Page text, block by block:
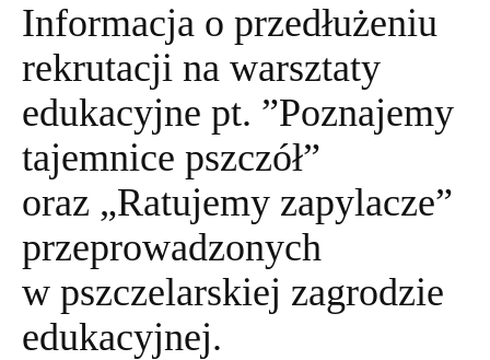
Informacja o przedłużeniu
rekrutacji na warsztaty
edukacyjne pt. ”Poznajemy
tajemnice pszczół”
oraz „Ratujemy zapylacze”
przeprowadzonych
w pszczelarskiej zagrodzie
edukacyjnej.